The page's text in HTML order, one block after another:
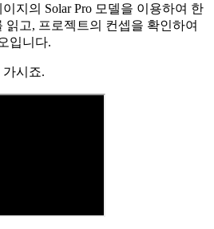
지의 Solar Pro 모델을 이용하여 한
읽고, 프로젝트의 컨셉을 확인하여
입니다.
가시죠.